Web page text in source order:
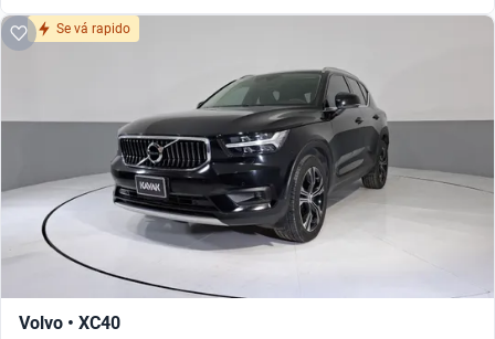
Se vá rapido
Volvo • XC40